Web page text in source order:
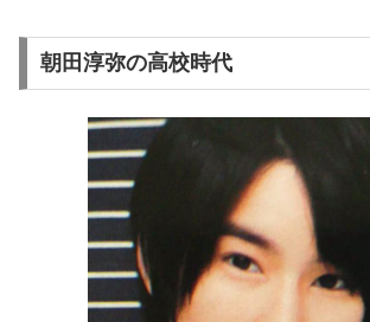
朝田淳弥の高校時代